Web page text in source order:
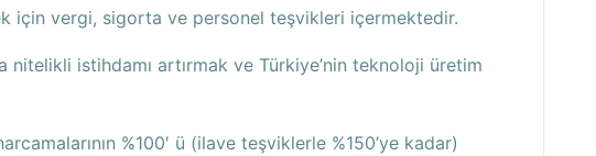
için vergi, sigorta ve personel teşvikleri içermektedir.
istihdamı artırmak ve Türkiye’nin teknoloji üretim
%100′ ü (ilave teşviklerle %150’ye kadar)